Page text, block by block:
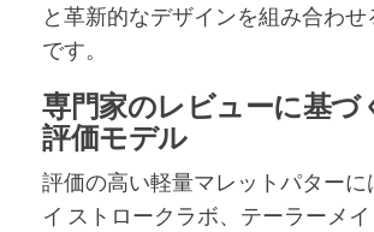
と革新的なデザインを組み合わ
です。
専門家のレビューに基づ
評価モデル
評価の高い軽量マレットパターに
イ ストロークラボ、テーラーメ